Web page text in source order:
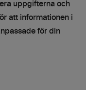
uppgifterna och
att informationen i
för din